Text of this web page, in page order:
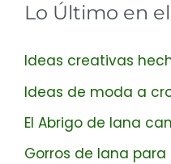
Lo Último en
Ideas creativas
Ideas de moda a
El Abrigo de lana
Gorros de lana para